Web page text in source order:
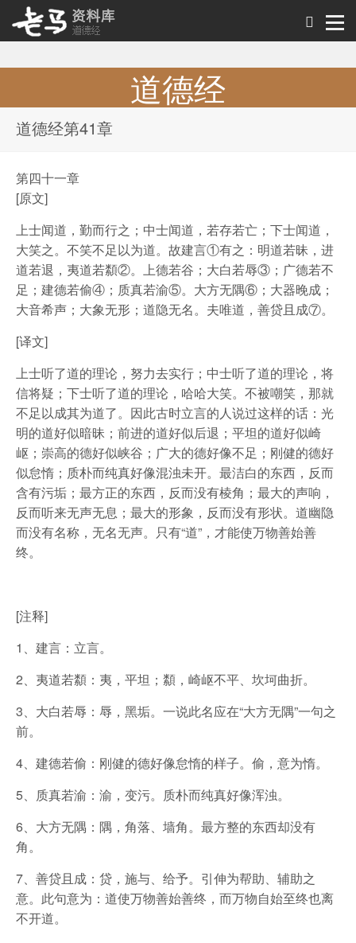
道德经
道德经第41章
第四十一章
[原文]
上士闻道，勤而行之；中士闻道，若存若亡；下士闻道，
大笑之。不笑不足以为道。故建言①有之：明道若昧，进
道若退，夷道若纇②。上德若谷；大白若辱③；广德若不
足；建德若偷④；质真若渝⑤。大方无隅⑥；大器晚成；
大音希声；大象无形；道隐无名。夫唯道，善贷且成⑦。
[译文]
上士听了道的理论，努力去实行；中士听了道的理论，将
信将疑；下士听了道的理论，哈哈大笑。不被嘲笑，那就
不足以成其为道了。因此古时立言的人说过这样的话：光
明的道好似暗昧；前进的道好似后退；平坦的道好似崎
岖；崇高的德好似峡谷；广大的德好像不足；刚健的德好
似怠惰；质朴而纯真好像混浊未开。最洁白的东西，反而
含有污垢；最方正的东西，反而没有棱角；最大的声响，
反而听来无声无息；最大的形象，反而没有形状。道幽隐
而没有名称，无名无声。只有“道”，才能使万物善始善
终。
[注释]
1、建言：立言。
2、夷道若纇：夷，平坦；纇，崎岖不平、坎坷曲折。
3、大白若辱：辱，黑垢。一说此名应在“大方无隅”一句之
前。
4、建德若偷：刚健的德好像怠惰的样子。偷，意为惰。
5、质真若渝：渝，变污。质朴而纯真好像浑浊。
6、大方无隅：隅，角落、墙角。最方整的东西却没有
角。
7、善贷且成：贷，施与、给予。引伸为帮助、辅助之
意。此句意为：道使万物善始善终，而万物自始至终也离
不开道。